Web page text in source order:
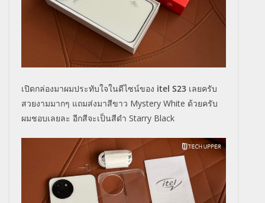
เปิดกล่องมาผมประทับใจในดีไซน์ของ itel S23 เลยครับ
สวยงามมากๆ แถมส่งมาสีขาว Mystery White ด้วยครับ
ผมชอบเลยละ อีกสีจะเป็นสีดำ Starry Black